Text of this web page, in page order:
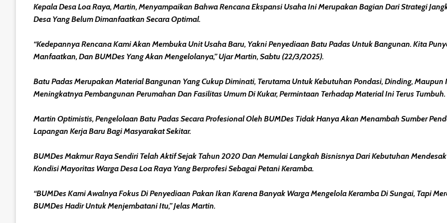
Kepala Desa Loa Raya, Martin, Menyampaikan Bahwa Rencana Ekspansi Usaha Ini Merupakan Bagian Dari Strategi
Desa Yang Belum Dimanfaatkan Secara Optimal.
“Kedepannya Rencana Kami Akan Membuka Unit Usaha Baru, Yakni Penyediaan Batu Padas Untuk Bangunan. Kita
Manfaatkan, Dan BUMDes Yang Akan Mengelolanya,” Ujar Martin, Sabtu (22/3/2025).
Batu Padas Merupakan Material Bangunan Yang Cukup Diminati, Terutama Untuk Kebutuhan Pondasi, Dinding,
Meningkatnya Pembangunan Perumahan Dan Fasilitas Umum Di Kukar, Permintaan Terhadap Material Ini Terus Tumbuh.
Martin Optimistis, Pengelolaan Batu Padas Secara Profesional Oleh BUMDes Tidak Hanya Akan Menambah Sumber
Lapangan Kerja Baru Bagi Masyarakat Sekitar.
BUMDes Makmur Raya Sendiri Telah Aktif Sejak Tahun 2020 Dan Memulai Langkah Bisnisnya Dari Kebutuhan
Kondisi Mayoritas Warga Desa Loa Raya Yang Berprofesi Sebagai Petani Keramba.
“BUMDes Kami Awalnya Fokus Di Penyediaan Pakan Ikan Karena Banyak Warga Mengelola Keramba Di Sungai, Tapi
BUMDes Hadir Untuk Menjembatani Itu,” Jelas Martin.